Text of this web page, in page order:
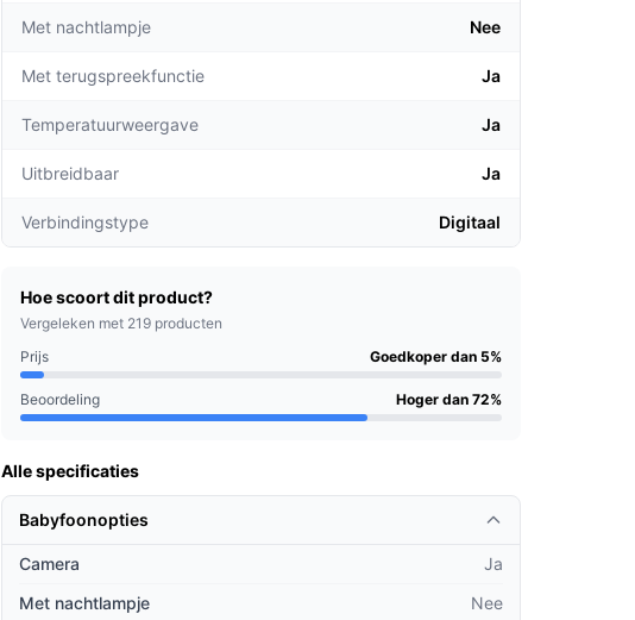
Met nachtlampje Nee
Met terugspreekfunctie Ja
Temperatuurweergave Ja
Uitbreidbaar Ja
Verbindingstype Digitaal
Hoe scoort dit product?
Vergeleken met 219 producten
Prijs
Goedkoper dan 5%
Beoordeling Hoger dan 72%
Alle specificaties
Babyfoonopties
Camera
Ja
Met nachtlampje
Nee